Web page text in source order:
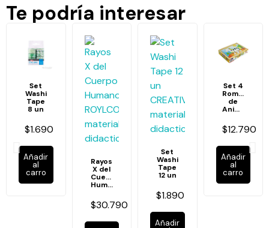
Te podría interesar
Set
Washi
Tape
8 un
$1.690
Añadir
al
carro
Rayos
X del
Cuerpo
Humano
$30.790
Set
Washi
Tape
12 un
$1.890
Añadir
Set 4
de
Animales
$12.790
Añadir
al
carro